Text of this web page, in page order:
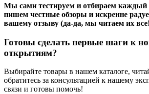
Мы сами тестируем и отбираем каждый
пишем честные обзоры и искренне
вашему отзыву (да-да, мы читаем их
Готовы сделать первые шаги к
открытиям?
Выбирайте товары в нашем каталоге,
обратитесь за консультацией к нашему
связи и готовы помочь!